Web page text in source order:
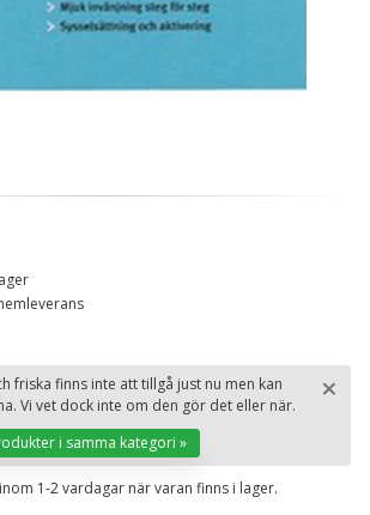
×
friska finns inte att tillgå just nu men kan
Vi vet dock inte om den gör det eller när.
i samma kategori »
1-2 vardagar när varan finns i lager.